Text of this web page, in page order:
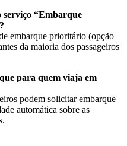
serviço “Embarque
embarque prioritário (opção
da maioria dos passageiros
para quem viaja em
podem solicitar embarque
automática sobre as